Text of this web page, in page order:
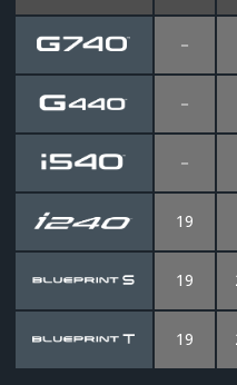
－
－
－
19
19
19